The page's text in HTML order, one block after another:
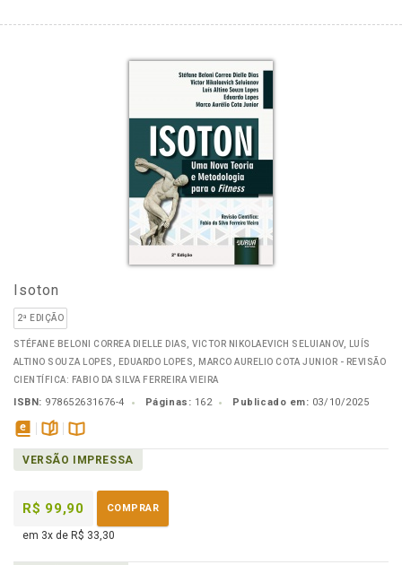
Isoton
2ª EDIÇÃO
STÉFANE BELONI CORREA DIELLE DIAS, VICTOR NIKOLAEVICH SELUIANOV, LUÍS
ALTINO SOUZA LOPES, EDUARDO LOPES, MARCO AURELIO COTA JUNIOR - REVISÃO
CIENTÍFICA: FABIO DA SILVA FERREIRA VIEIRA
ISBN: 978652631676-4 Páginas: 162 Publicado em: 03/10/2025
disponível
em
páginasDisponível
na
VERSÃO IMPRESSA
R$ 99,90 COMPRAR
em 3x de R$ 33,30